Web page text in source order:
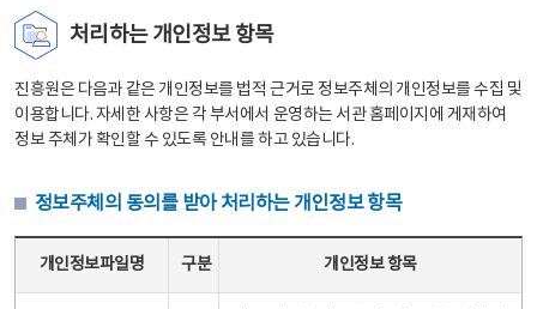
처리하는 개인정보 항목
진흥원은 다음과 같은 개인정보를 법적 근거로 정보주체의 개인정보를 수집 및
이용합니다. 자세한 사항은 각 부서에서 운영하는 서관 홈페이지에 게재하여
정보 주체가 확인할 수 있도록 안내를 하고 있습니다.
정보주체의 동의를 받아 처리하는 개인정보 항목
개인정보파일명 구분 개인정보 항목